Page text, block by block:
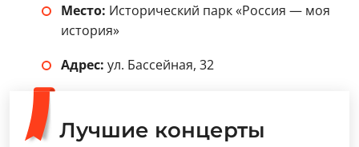
Место: Исторический парк «Россия — моя
история»
Адрес: ул. Бассейная, 32
Лучшие концерты